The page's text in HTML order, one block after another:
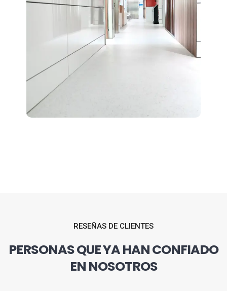
RESEÑAS DE CLIENTES
PERSONAS QUE YA HAN CONFIADO
EN NOSOTROS